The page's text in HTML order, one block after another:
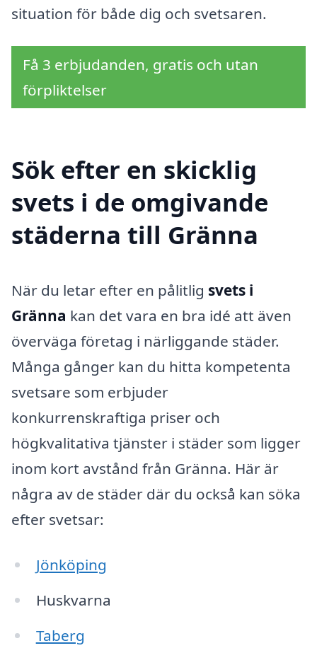
situation för både dig och svetsaren.
Få 3 erbjudanden, gratis och utan
förpliktelser
Sök efter en skicklig
svets i de omgivande
städerna till Gränna
När du letar efter en pålitlig svets i
Gränna kan det vara en bra idé att även
överväga företag i närliggande städer.
Många gånger kan du hitta kompetenta
svetsare som erbjuder
konkurrenskraftiga priser och
högkvalitativa tjänster i städer som ligger
inom kort avstånd från Gränna. Här är
några av de städer där du också kan söka
efter svetsar:
Jönköping
Huskvarna
Taberg